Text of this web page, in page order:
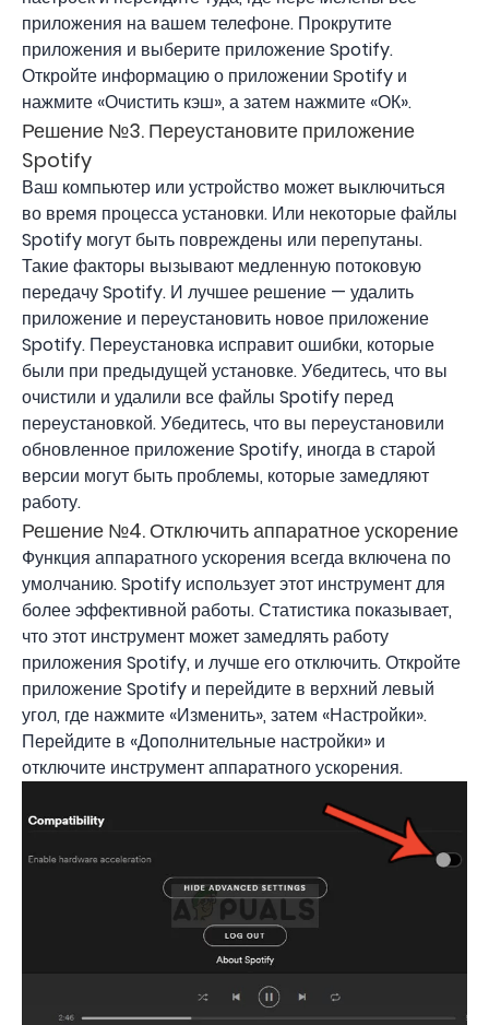
приложения на вашем телефоне. Прокрутите
приложения и выберите приложение Spotify.
Откройте информацию о приложении Spotify и
нажмите «Очистить кэш», а затем нажмите «ОК».
Решение №3. Переустановите приложение
Spotify
Ваш компьютер или устройство может выключиться
во время процесса установки. Или некоторые файлы
Spotify могут быть повреждены или перепутаны.
Такие факторы вызывают медленную потоковую
передачу Spotify. И лучшее решение — удалить
приложение и переустановить новое приложение
Spotify. Переустановка исправит ошибки, которые
были при предыдущей установке. Убедитесь, что вы
очистили и удалили все файлы Spotify перед
переустановкой. Убедитесь, что вы переустановили
обновленное приложение Spotify, иногда в старой
версии могут быть проблемы, которые замедляют
работу.
Решение №4. Отключить аппаратное ускорение
Функция аппаратного ускорения всегда включена по
умолчанию. Spotify использует этот инструмент для
более эффективной работы. Статистика показывает,
что этот инструмент может замедлять работу
приложения Spotify, и лучше его отключить. Откройте
приложение Spotify и перейдите в верхний левый
угол, где нажмите «Изменить», затем «Настройки».
Перейдите в «Дополнительные настройки» и
отключите инструмент аппаратного ускорения.